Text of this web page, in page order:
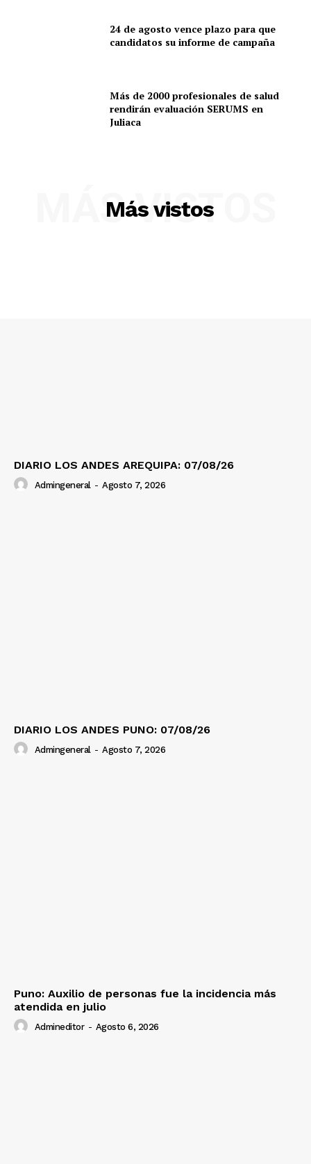
Prensa
24 de agosto vence plazo para que
candidatos su informe de campaña
Más de 2000 profesionales de salud
rendirán evaluación SERUMS en
Juliaca
Más vistos
MÁS VISTOS
DIARIO LOS ANDES AREQUIPA: 07/08/26
Admingeneral - Agosto 7, 2026
DIARIO LOS ANDES PUNO: 07/08/26
Admingeneral - Agosto 7, 2026
Puno: Auxilio de personas fue la incidencia más
atendida en julio
Admineditor - Agosto 6, 2026